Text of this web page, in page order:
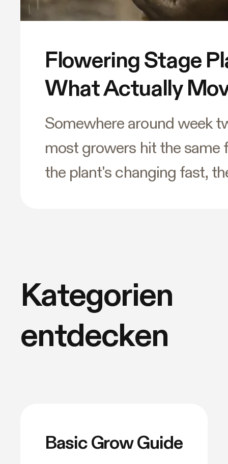
Flowering Stage
What Actually
Needle
Somewhere around week
most growers hit the same
the plant's changing fast,
tent, this is the moment
matter — and the good
them don't. There are
Kategorien
entdecken
Basic Grow Guide